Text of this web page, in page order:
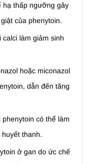
hạ thấp ngưỡng gây
của phenytoin.
làm giảm sinh
hoặc miconazol
dẫn đến tăng
có thể làm
thanh.
ở gan do ức chế